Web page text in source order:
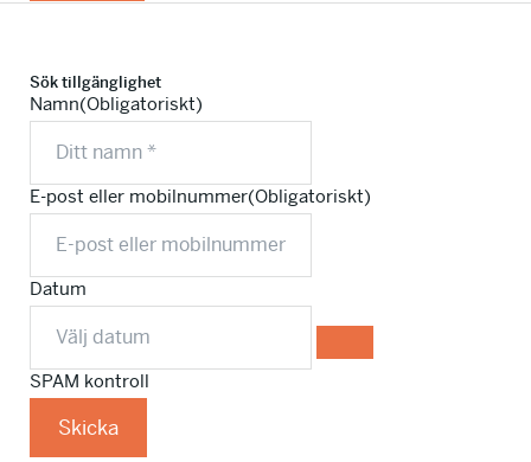
Sök tillgänglighet
Namn(Obligatoriskt)
E-post eller mobilnummer(Obligatoriskt)
Datum
SPAM kontroll
Skicka